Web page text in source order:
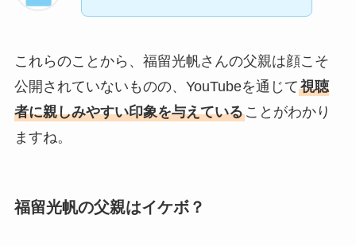
これらのことから、福留光帆さんの父親は顔こそ
公開されていないものの、YouTubeを通じて視聴
者に親しみやすい印象を与えていることがわかり
ますね。
福留光帆の父親はイケボ？